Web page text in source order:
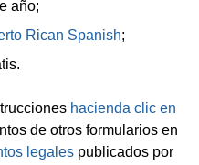
año;
Rican Spanish;
hacienda clic en
de otros formularios en
legales publicados por